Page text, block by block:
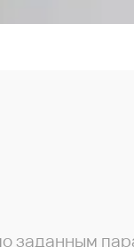
заданным